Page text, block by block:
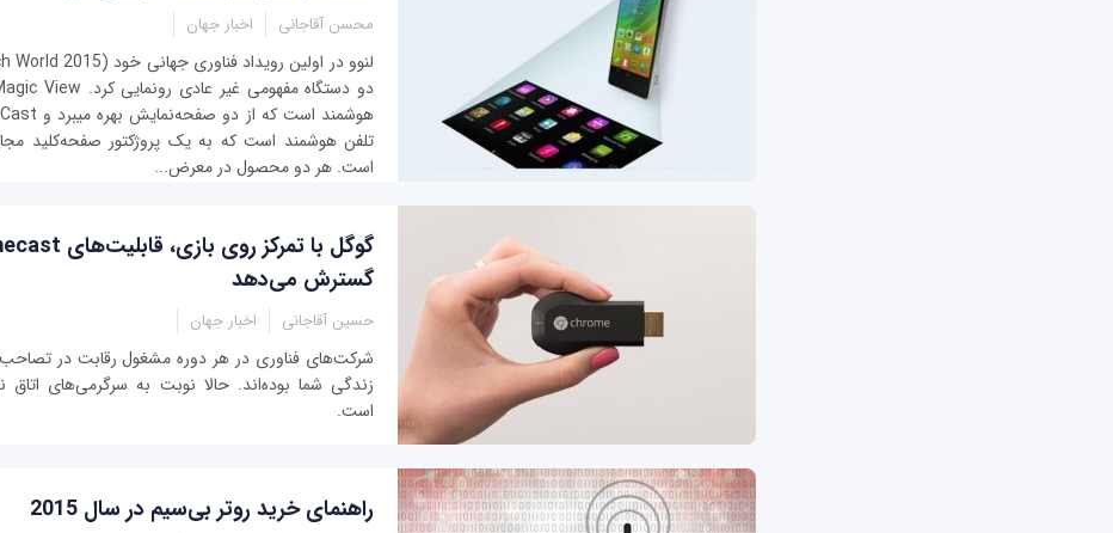
محسن آقاجانی اخبار جهان
تلفن هوشمند است که به یک پروژکتور صفحه‌کلید
است. هر دو محصول در معرض...
گسترش می‌دهد
حسین آقاجانی اخبار جهان
شرکت‌های فناوری در هر دوره مشغول رقابت در
زندگی شما بوده‌اند. حالا نوبت به سرگرمی‌های اتاق
است.
راهنمای خرید روتر بی‌سیم در سال 2015